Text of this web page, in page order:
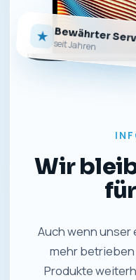
★ Bewährter
seit Jahren
Wir
Auch wenn
mehr betrieben
Produkte